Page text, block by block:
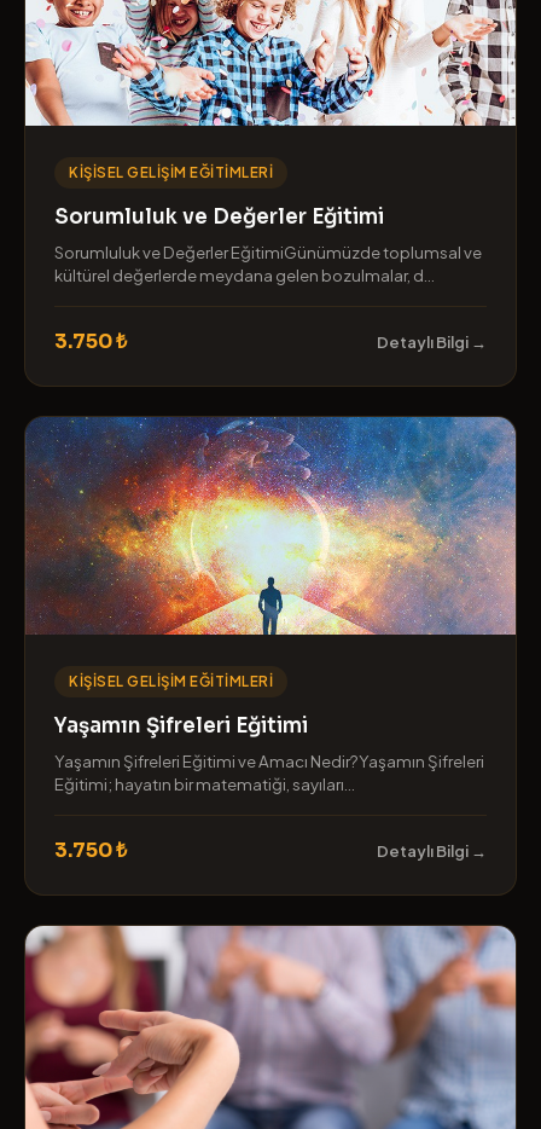
KIŞISEL GELIŞIM EĞITIMLERI
Sorumluluk ve Değerler Eğitimi
Sorumluluk ve Değerler EğitimiGünümüzde toplumsal ve
kültürel değerlerde meydana gelen bozulmalar, d...
3.750 ₺ Detaylı Bilgi →
KIŞISEL GELIŞIM EĞITIMLERI
Yaşamın Şifreleri Eğitimi
Yaşamın Şifreleri Eğitimi ve Amacı Nedir?Yaşamın Şifreleri
Eğitimi; hayatın bir matematiği, sayıları...
3.750 ₺ Detaylı Bilgi →